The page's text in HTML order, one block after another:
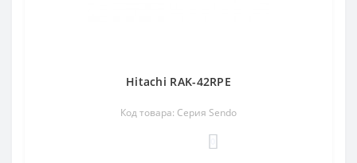
Hitachi RAK-42RPE
Код товара: Серия Sendo